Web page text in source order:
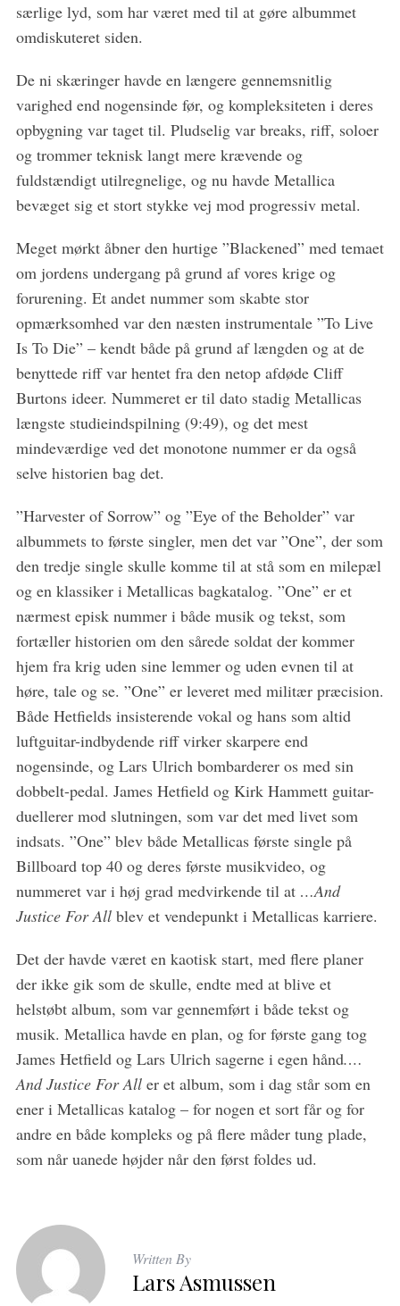
særlige lyd, som har været med til at gøre albummet
omdiskuteret siden.
De ni skæringer havde en længere gennemsnitlig
varighed end nogensinde før, og kompleksiteten i deres
opbygning var taget til. Pludselig var breaks, riff, soloer
og trommer teknisk langt mere krævende og
fuldstændigt utilregnelige, og nu havde Metallica
bevæget sig et stort stykke vej mod progressiv metal.
Meget mørkt åbner den hurtige ”Blackened” med temaet
om jordens undergang på grund af vores krige og
forurening. Et andet nummer som skabte stor
opmærksomhed var den næsten instrumentale ”To Live
Is To Die” – kendt både på grund af længden og at de
benyttede riff var hentet fra den netop afdøde Cliff
Burtons ideer. Nummeret er til dato stadig Metallicas
længste studieindspilning (9:49), og det mest
mindeværdige ved det monotone nummer er da også
selve historien bag det.
”Harvester of Sorrow” og ”Eye of the Beholder” var
albummets to første singler, men det var ”One”, der som
den tredje single skulle komme til at stå som en milepæl
og en klassiker i Metallicas bagkatalog. ”One” er et
nærmest episk nummer i både musik og tekst, som
fortæller historien om den sårede soldat der kommer
hjem fra krig uden sine lemmer og uden evnen til at
høre, tale og se. ”One” er leveret med militær præcision.
Både Hetfields insisterende vokal og hans som altid
luftguitar-indbydende riff virker skarpere end
nogensinde, og Lars Ulrich bombarderer os med sin
dobbelt-pedal. James Hetfield og Kirk Hammett guitar-
duellerer mod slutningen, som var det med livet som
indsats. ”One” blev både Metallicas første single på
Billboard top 40 og deres første musikvideo, og
nummeret var i høj grad medvirkende til at …And
Justice For Allblev et vendepunkt i Metallicas karriere.
Det der havde været en kaotisk start, med flere planer
der ikke gik som de skulle, endte med at blive et
helstøbt album, som var gennemført i både tekst og
musik. Metallica havde en plan, og for første gang tog
James Hetfield og Lars Ulrich sagerne i egen hånd.…
And Justice For Aller et album, som i dag står som en
ener i Metallicas katalog – for nogen et sort får og for
andre en både kompleks og på flere måder tung plade,
som når uanede højder når den først foldes ud.
Written By
Lars Asmussen